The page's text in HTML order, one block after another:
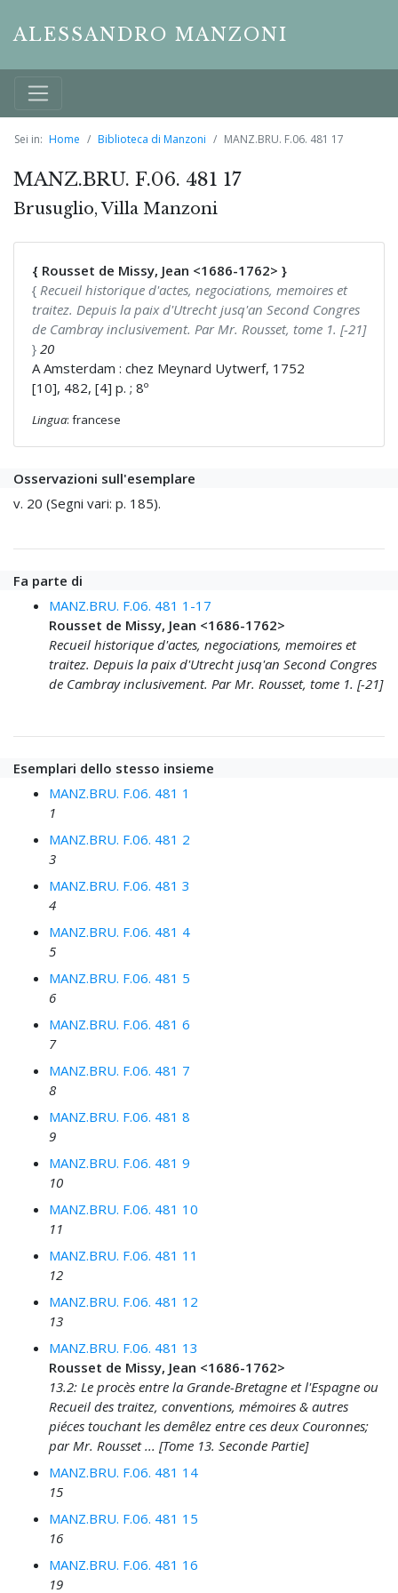
ALESSANDRO MANZONI
Sei in: Home Biblioteca di Manzoni MANZ.BRU. F.06. 481 17
MANZ.BRU. F.06. 481 17
Brusuglio, Villa Manzoni
{ Rousset de Missy, Jean <1686-1762> }
{ Recueil historique d'actes, negociations, memoires et
traitez. Depuis la paix d'Utrecht jusq'an Second Congres
de Cambray inclusivement. Par Mr. Rousset, tome 1. [-21]
} 20
A Amsterdam : chez Meynard Uytwerf, 1752
[10], 482, [4] p. ; 8º
Lingua: francese
Osservazioni sull'esemplare
v. 20 (Segni vari: p. 185).
Fa parte di
MANZ.BRU. F.06. 481 1-17
Rousset de Missy, Jean <1686-1762>
Recueil historique d'actes, negociations, memoires et
traitez. Depuis la paix d'Utrecht jusq'an Second Congres
de Cambray inclusivement. Par Mr. Rousset, tome 1. [-21]
Esemplari dello stesso insieme
MANZ.BRU. F.06. 481 1
1
MANZ.BRU. F.06. 481 2
3
MANZ.BRU. F.06. 481 3
4
MANZ.BRU. F.06. 481 4
5
MANZ.BRU. F.06. 481 5
6
MANZ.BRU. F.06. 481 6
7
MANZ.BRU. F.06. 481 7
8
MANZ.BRU. F.06. 481 8
9
MANZ.BRU. F.06. 481 9
10
MANZ.BRU. F.06. 481 10
11
MANZ.BRU. F.06. 481 11
12
MANZ.BRU. F.06. 481 12
13
MANZ.BRU. F.06. 481 13
Rousset de Missy, Jean <1686-1762>
13.2: Le procès entre la Grande-Bretagne et l'Espagne ou
Recueil des traitez, conventions, mémoires & autres
piéces touchant les demêlez entre ces deux Couronnes;
par Mr. Rousset ... [Tome 13. Seconde Partie]
MANZ.BRU. F.06. 481 14
15
MANZ.BRU. F.06. 481 15
16
MANZ.BRU. F.06. 481 16
19